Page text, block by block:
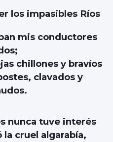
los impasibles Ríos
mis conductores
chillones y bravíos
clavados y
nunca tuve interés
cruel algarabía,